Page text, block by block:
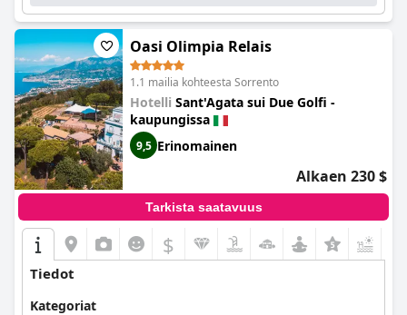
Oasi Olimpia Relais
1.1 mailia kohteesta Sorrento
Hotelli Sant'Agata sui Due Golfi -
kaupungissa
9,5 Erinomainen
Alkaen 230 $
Tarkista saatavuus
$
Tiedot
Kategoriat